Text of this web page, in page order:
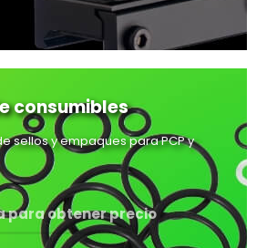
consumibles
sellos y empaques para PCP y
para obtener precio